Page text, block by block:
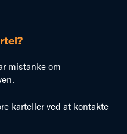
mistanke om
karteller ved at kontakte